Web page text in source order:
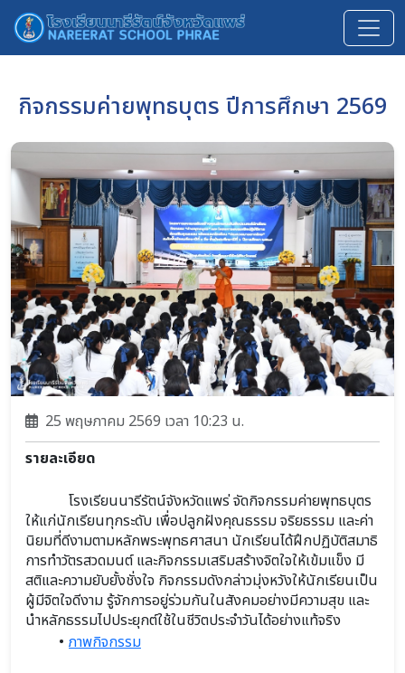
กิจกรรมค่ายพุทธบุตร ปีการศึกษา 2569
25 พฤษภาคม 2569 เวลา 10:23 น.
รายละเอียด
ให้แก่นักเรียนทุกระดับ เพื่อปลูกฝังคุณธรรม จริยธรรม และค่า
นิยมที่ดีงามตามหลักพระพุทธศาสนา นักเรียนได้ฝึกปฏิบัติสมาธิ
การทำวัตรสวดมนต์ และกิจกรรมเสริมสร้างจิตใจให้เข้มแข็ง มี
สติและความยับยั้งชั่งใจ กิจกรรมดังกล่าวมุ่งหวังให้นักเรียนเป็น
ผู้มีจิตใจดีงาม รู้จักการอยู่ร่วมกันในสังคมอย่างมีความสุข และ
นำหลักธรรมไปประยุกต์ใช้ในชีวิตประจำวันได้อย่างแท้จริง
ภาพกิจกรรม